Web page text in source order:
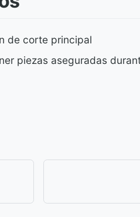
de corte principal
piezas aseguradas